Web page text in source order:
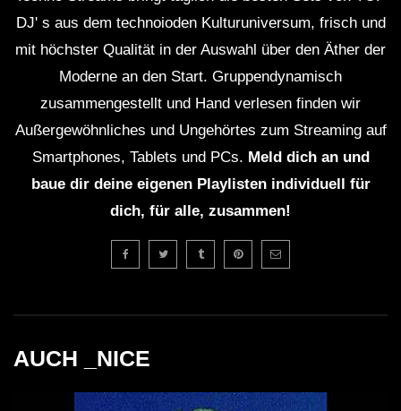
DJ' s aus dem technoioden Kulturuniversum, frisch und
mit höchster Qualität in der Auswahl über den Äther der
Moderne an den Start. Gruppendynamisch
zusammengestellt und Hand verlesen finden wir
Außergewöhnliches und Ungehörtes zum Streaming auf
Smartphones, Tablets und PCs. Meld dich an und
baue dir deine eigenen Playlisten individuell für
dich, für alle, zusammen!
AUCH _NICE